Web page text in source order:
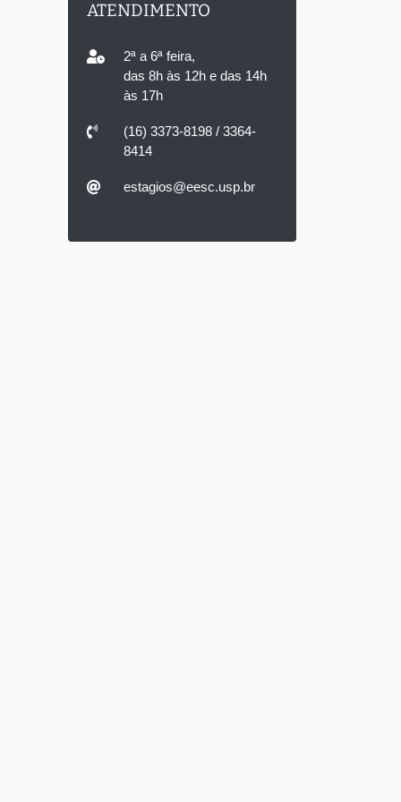
ATENDIMENTO
2ª a 6ª feira,
das 8h às 12h e das 14h
às 17h
(16) 3373-8198 / 3364-
8414
estagios@eesc.usp.br